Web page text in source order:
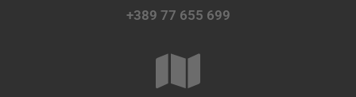
+389 77 655 699